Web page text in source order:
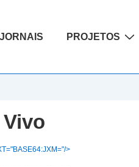
JORNAIS PROJETOS
>